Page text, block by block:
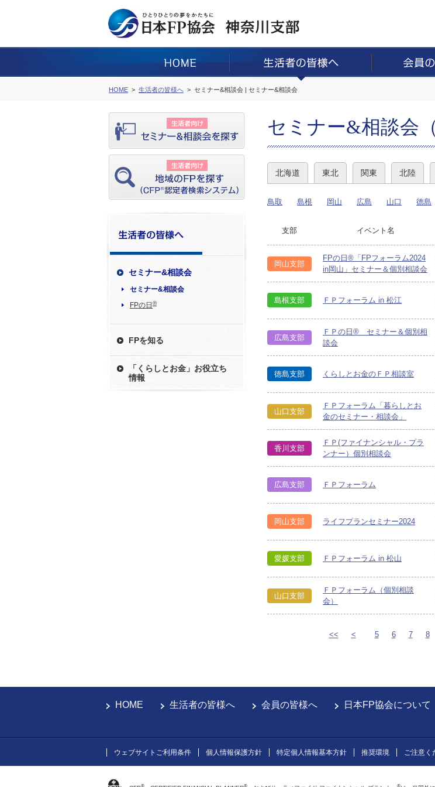
HOME 生活者の皆様へ セミナー&相談会 | セミナー&相談会
セミナー&相談会
セミナー&相談会
FPの日 ®
FPを知る
「くらしとお金」お役立ち
情報
セミナー&相談会
北海道 東北 関東 北陸
鳥取 島根 岡山 広島 山口 徳島
支部 イベント名
岡山支部
FPの日®「FPフォーラム2024
in岡山」セミナー＆個別相談会
島根支部 ＦＰフォーラム in 松江
広島支部
ＦＰの日® セミナー＆個別相
談会
徳島支部 くらしとお金のＦＰ相談室
山口支部
ＦＰフォーラム「暮らしとお
金のセミナー・相談会」
香川支部
ＦＰ(ファイナンシャル・プラ
ンナー）個別相談会
広島支部 ＦＰフォーラム
岡山支部 ライフプランセミナー2024
愛媛支部 ＦＰフォーラム in 松山
山口支部
ＦＰフォーラム（個別相談
会）
<< < 5 6 7 8
HOME 生活者の皆様へ 会員の皆様へ 日本FP協会について
ウェブサイトご利用条件 個人情報保護方針 特定個人情報基本方針 推奨環境 ご注意く
® ® ®